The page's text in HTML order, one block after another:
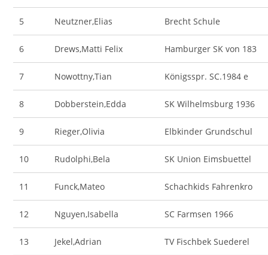
5 Neutzner,Elias Brecht Schule
6 Drews,Matti Felix Hamburger SK von 183
7 Nowottny,Tian Königsspr. SC.1984 e
8 Dobberstein,Edda SK Wilhelmsburg 1936
9 Rieger,Olivia Elbkinder Grundschul
10 Rudolphi,Bela SK Union Eimsbuettel
11 Funck,Mateo Schachkids Fahrenkro
12 Nguyen,Isabella SC Farmsen 1966
13 Jekel,Adrian TV Fischbek Suederel